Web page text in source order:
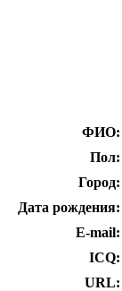
ФИО:
Пол:
Город:
Дата рождения:
E-mail:
ICQ:
URL: